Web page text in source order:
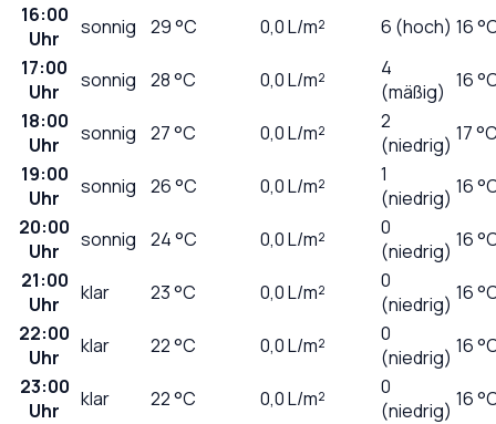
16:00
Uhr
sonnig 29°C 0,0L/m² 6 (hoch) 16
17:00
Uhr
sonnig 28°C 0,0L/m²
4
(mäßig) 16
18:00
Uhr
sonnig 27°C 0,0L/m²
2
(niedrig) 17
19:00
Uhr
sonnig 26°C 0,0L/m²
1
(niedrig) 16
20:00
Uhr
sonnig 24°C 0,0L/m²
0
(niedrig) 16
21:00
Uhr
klar 23°C 0,0L/m²
0
(niedrig) 16
22:00
Uhr
klar 22°C 0,0L/m²
0
(niedrig) 16
23:00
Uhr
klar 22°C 0,0L/m²
0
(niedrig) 16